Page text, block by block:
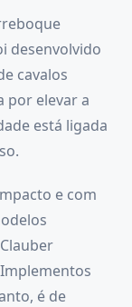
desenvolvido
cavalos
por elevar a
está ligada
e com
é de